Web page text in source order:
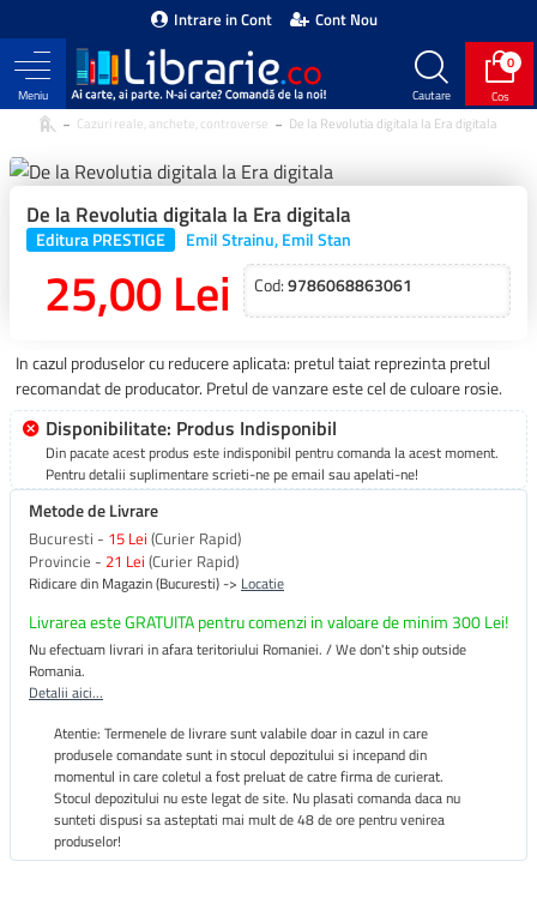
Intrare in Cont Cont Nou
0
Cazuri reale, anchete, controverse De la Revolutia digitala la Era digitala
De la Revolutia digitala la Era digitala
Editura PRESTIGE Emil Strainu, Emil Stan
25,00 Lei Cod:9786068863061
Metode de Livrare
Bucuresti - 15 Lei (Curier Rapid)
Provincie - 21 Lei (Curier Rapid)
Ridicare din Magazin (Bucuresti) -> Locatie
Livrarea este GRATUITA pentru comenzi in valoare de minim 300 Lei!
Nu efectuam livrari in afara teritoriului Romaniei. / We don't ship outside
Romania.
Detalii aici...
Atentie: Termenele de livrare sunt valabile doar in cazul in care
produsele comandate sunt in stocul depozitului si incepand din
momentul in care coletul a fost preluat de catre firma de curierat.
Stocul depozitului nu este legat de site. Nu plasati comanda daca nu
sunteti dispusi sa asteptati mai mult de 48 de ore pentru venirea
produselor!
In cazul produselor cu reducere aplicata: pretul taiat reprezinta pretul
recomandat de producator. Pretul de vanzare este cel de culoare rosie.
Disponibilitate: Produs Indisponibil
Din pacate acest produs este indisponibil pentru comanda la acest moment.
Pentru detalii suplimentare scrieti-ne pe email sau apelati-ne!